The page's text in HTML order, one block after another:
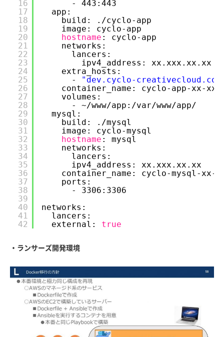
16
17
18
19
20
21
22
23
24
25
26
27
28
29
30
31
32
33
34
35
36
37
38
39
40
41
42
- 443:443
app:
build: . /cyclo-app
image: cyclo-app
hostname : cyclo-app
networks:
lancers:
ipv4_address: xx.xxx.xx.xx
extra_hosts:
-
"dev.cyclo-
container_name: cyclo-app-xx-xx
volumes:
- ~/www/app : /var/www/app/
mysql:
build: . /mysql
image: cyclo-mysql
hostname : mysql
networks:
lancers:
ipv4_address: xx.xxx.xx.xx
container_name: cyclo-mysql-xx-
ports:
- 3306:3306
networks:
lancers:
external: true
・ランサーズ開発環境